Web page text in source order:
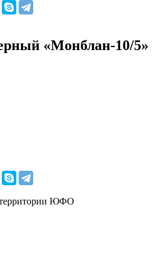
«Монблан-10/5»
территории ЮФО